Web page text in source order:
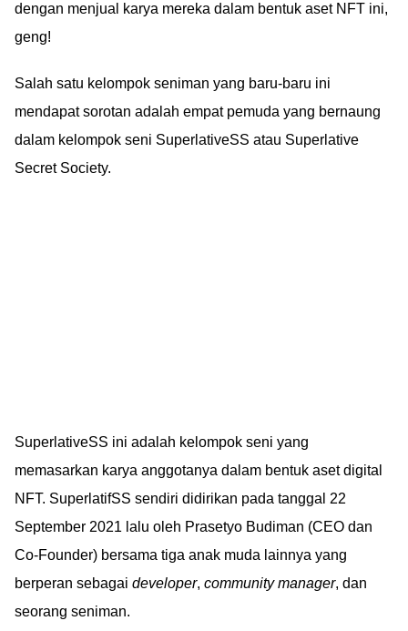
dengan menjual karya mereka dalam bentuk aset NFT ini,
geng!
Salah satu kelompok seniman yang baru-baru ini
mendapat sorotan adalah empat pemuda yang bernaung
dalam kelompok seni SuperlativeSS atau Superlative
Secret Society.
SuperlativeSS ini adalah kelompok seni yang
memasarkan karya anggotanya dalam bentuk aset digital
NFT. SuperlatifSS sendiri didirikan pada tanggal 22
September 2021 lalu oleh Prasetyo Budiman (CEO dan
Co-Founder) bersama tiga anak muda lainnya yang
berperan sebagai developer, community manager, dan
seorang seniman.